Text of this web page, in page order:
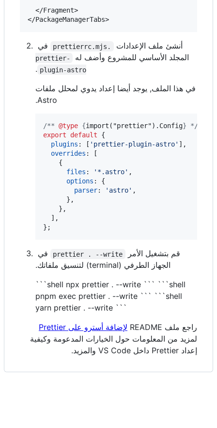
  </Fragment>
أنشئ ملف الإعدادات .prettierrc.mjs
في
المجلد الأساسي للمشروع وأضف له
prettier-
plugin-astro
.
في هذا الملف, يوجد أيضا إعداد يدوي لمحلل ملفات
Astro.
/** @type {import("prettier").Config} */
export
default
{
plugins : [ 'prettier-plugin-astro' ] ,
overrides :
[
{
files : '*.astro' ,
options : {
parser: 'astro' ,
} ,
} ,
] ,
} ;
قم بتشغيل الأمر prettier . --write
في
الجهاز الطرفي (terminal) لتنسيق ملفاتك.
```shell npx prettier . --write ``` ```shell
pnpm exec prettier . --write ``` ```shell
yarn prettier . --write ```
راجع ملف README
لإضافة أسترو على Prettier
لمزيد من المعلومات حول الخيارات المدعومة وكيفية
إعداد Prettier داخل VS Code والمزيد.